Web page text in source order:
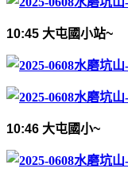
10:45 大屯國小站~
10:46 大屯國小~